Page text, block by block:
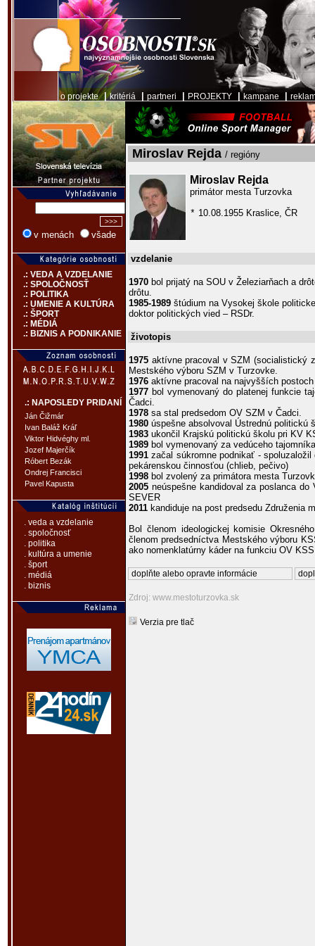
o projekte|kritériá partneri PROJEKTY kampane
v menách všade
.: VEDA A VZDELANIE
.: SPOLOČNOSŤ
.: POLITIKA
.: UMENIE A KULTÚRA
.: ŠPORT
.: MÉDIÁ
.: BIZNIS A PODNIKANIE
.: NAPOSLEDY PRIDANÍ
Ján Čižmár
Ivan Baláž Kráľ
Viktor Hidvéghy ml.
Jozef Majerčík
Róbert Bezák
Ondrej Francisci
Pavel Kapusta
. veda a vzdelanie
. spoločnosť
. politika
. kultúra a umenie
. šport
. médiá
. biznis
Miroslav Rejda / regióny
Miroslav Rejda
primátor mesta Turzovka
* 10.08.1955 Kraslice, ČR
vzdelanie
1970 bol prijatý na SOU v Železiarňach a
drôtu.
1985-1989 štúdium na Vysokej škole
doktor politických vied – RSDr.
životopis
1975 aktívne pracoval v SZM (socialistický
Mestského výboru SZM v Turzovke.
1976 aktívne pracoval na najvyšších
1977 bol vymenovaný do platenej funkcie
Čadci.
1978 sa stal predsedom OV SZM v Čadci.
1980 úspešne absolvoval Ústrednú politickú
1983 ukončil Krajskú politickú školu pri KV
1989 bol vymenovaný za vedúceho
1991 začal súkromne podnikať -
pekárenskou činnosťou (chlieb, pečivo)
1998 bol zvolený za primátora mesta
2005 neúspešne kandidoval za poslanca
SEVER
2011 kandiduje na post predsedu Združenia
Bol členom ideologickej komisie
členom predsedníctva Mestského výboru
ako nomenklatúrny káder na funkciu OV
doplňte alebo opravte informácie
Zdroj: www.mestoturzovka.sk
Verzia pre tlač